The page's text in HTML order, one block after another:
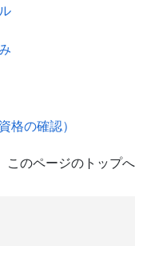
格の確認）
このページのトップへ